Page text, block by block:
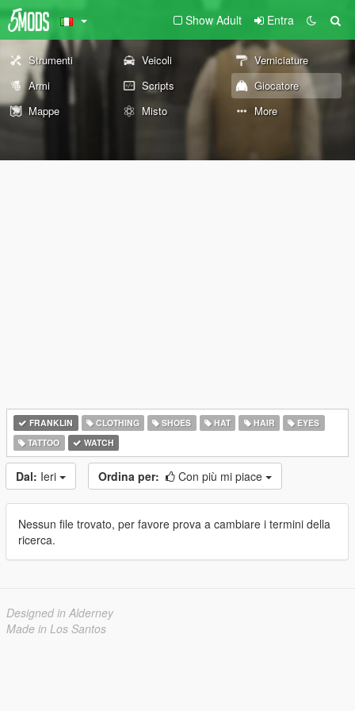
Show Adult Entra
Strumenti Veicoli
Verniciature
Armi
Scripts
Giocatore
Mappe
Misto More
FRANKLIN CLOTHING SHOES HAT HAIR
EYES
TATTOO
WATCH
Dal: Ieri Ordina per: Con più mi piace
Nessun file trovato, per favore prova a cambiare i termini della
ricerca.
Designed in Alderney
Made in Los Santos